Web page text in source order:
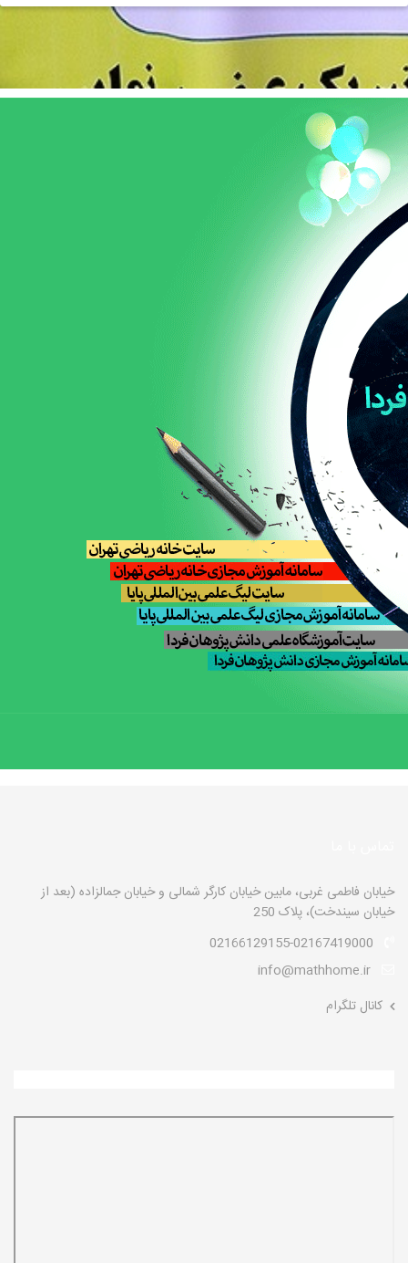
خیابان فاطمی غربی، مابین خیابان کارگر شمالی و خیابان جمالزاده (بعد از
خیابان سیندخت)، پلاک 250
کانال تلگرام